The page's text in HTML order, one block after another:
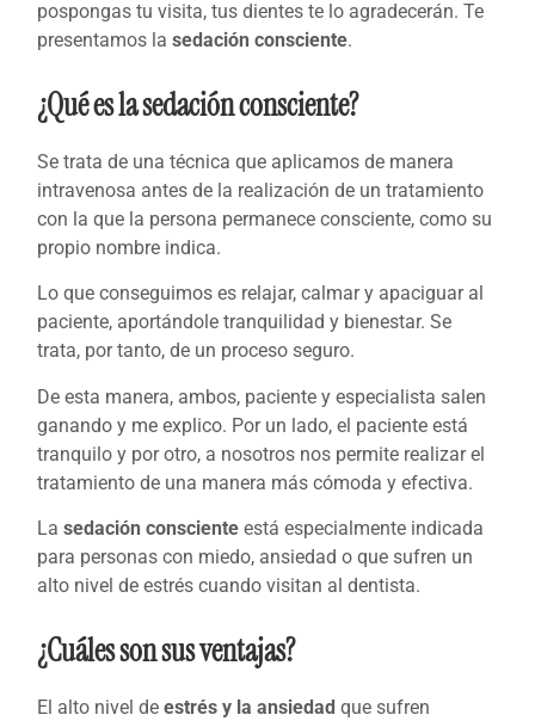
pospongas tu visita, tus dientes te lo agradecerán. Te
presentamos la sedación consciente.
¿Qué es la sedación consciente?
Se trata de una técnica que aplicamos de manera
intravenosa antes de la realización de un tratamiento
con la que la persona permanece consciente, como su
propio nombre indica.
Lo que conseguimos es relajar, calmar y apaciguar al
paciente, aportándole tranquilidad y bienestar. Se
trata, por tanto, de un proceso seguro.
De esta manera, ambos, paciente y especialista salen
ganando y me explico. Por un lado, el paciente está
tranquilo y por otro, a nosotros nos permite realizar el
tratamiento de una manera más cómoda y efectiva.
Lasedación consciente está especialmente indicada
para personas con miedo, ansiedad o que sufren un
alto nivel de estrés cuando visitan al dentista.
¿Cuáles son sus ventajas?
El alto nivel deestrés y la ansiedad que sufren